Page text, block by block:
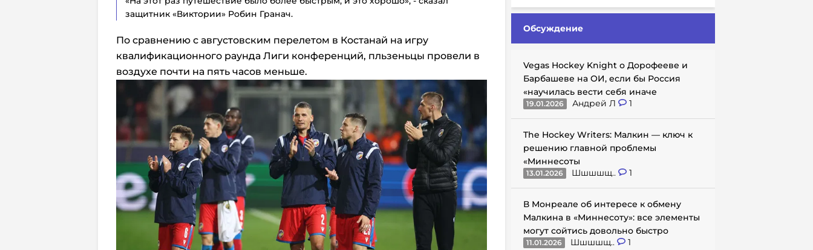
защитник «Виктории» Робин Гранач.
По сравнению с августовским перелетом в Костанай на игру
квалификационного раунда Лиги конференций, пльзеньцы провели в
воздухе почти на пять часов меньше.
Обсуждение
Vegas Hockey Knight о Дорофееве и
Барбашеве на ОИ, если бы Россия
«научилась вести себя иначе
19.01.2026 Андрей Л 1
The Hockey Writers: Малкин — ключ к
решению главной проблемы
«Миннесоты
13.01.2026 Шшшшщ.. 1
В Монреале об интересе к обмену
Малкина в «Миннесоту»: все элементы
могут сойтись довольно быстро
11.01.2026 Шшшшщ.. 1